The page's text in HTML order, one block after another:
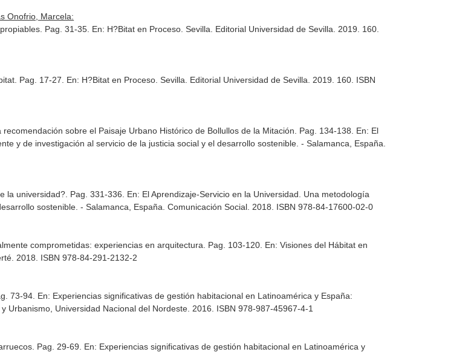
Onofrio, Marcela:
Pag. 31-35. En: H?Bitat en Proceso . Sevilla. Editorial Universidad de Sevilla. 2019. 160.
Pag. 17-27. En: H?Bitat en Proceso . Sevilla. Editorial Universidad de Sevilla. 2019. 160. ISBN
sobre el Paisaje Urbano Histórico de Bollullos de la Mitación. Pag. 134-138. En: El
y de investigación al servicio de la justicia social y el desarrollo sostenible . - Salamanca, España.
la universidad?. Pag. 331-336. En: El Aprendizaje-Servicio en la Universidad. Una metodología
sostenible . - Salamanca, España. Comunicación Social. 2018. ISBN 978-84-17600-02-0
comprometidas: experiencias en arquitectura. Pag. 103-120. En: Visiones del Hábitat en
2018. ISBN 978-84-291-2132-2
73-94. En: Experiencias significativas de gestión habitacional en Latinoamérica y España:
y Urbanismo, Universidad Nacional del Nordeste. 2016. ISBN 978-987-45967-4-1
Pag. 29-69. En: Experiencias significativas de gestión habitacional en Latinoamérica y